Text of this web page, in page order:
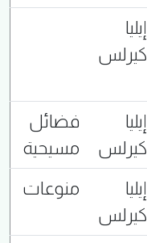
إيليا
كيرلس
إيليا
كيرلس
فضائل
مسيحية
إيليا
كيرلس
منوعات